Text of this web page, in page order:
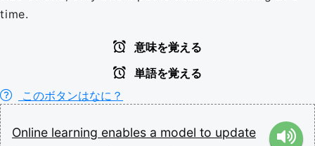
time.
意味を覚える
単語を覚える
このボタンはなに？
Online learning enables a model to update